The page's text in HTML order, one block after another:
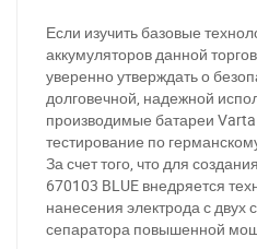
Если изучить базовые
аккумуляторов данной
уверенно утверждать о
долговечной, надежной
производимые батареи
тестирование по
За счет того, что для
670103 BLUE внедряется
нанесения электрода с двух
сепаратора повышенной